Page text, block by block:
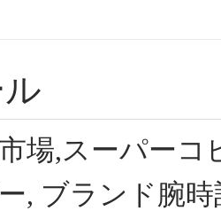
場,スーパー
, ブランド腕